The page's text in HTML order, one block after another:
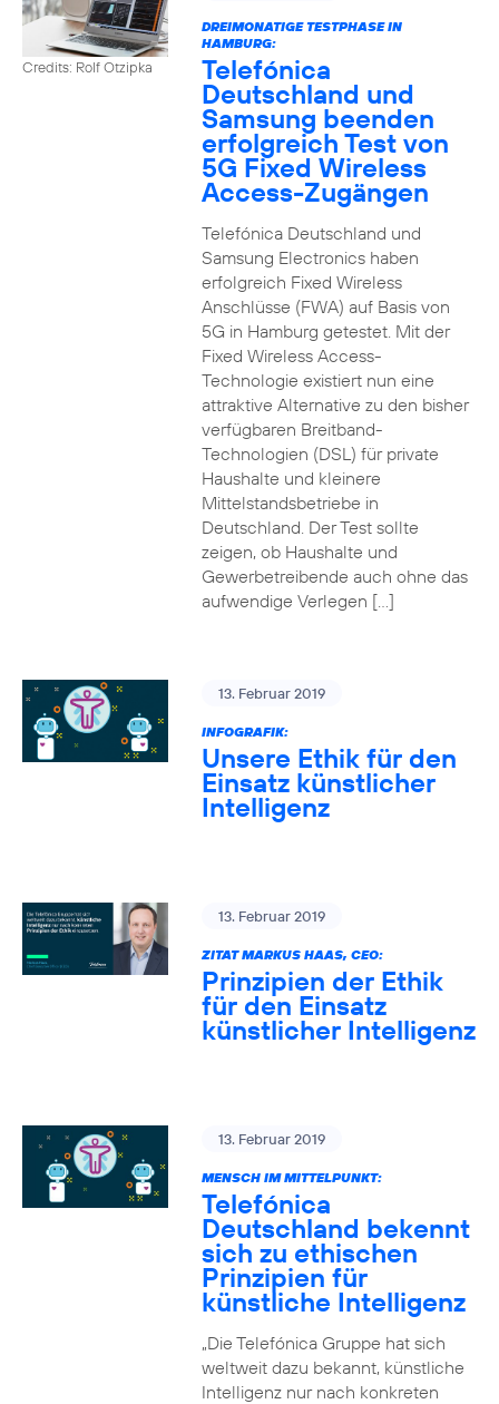
Credits: Rolf Otzipka
DREIMONATIGE TESTPHASE IN
HAMBURG:
Telefónica
Deutschland und
Samsung beenden
erfolgreich Test von
5G Fixed Wireless
Access-Zugängen
Telefónica Deutschland und
Samsung Electronics haben
erfolgreich Fixed Wireless
Anschlüsse (FWA) auf Basis von
5G in Hamburg getestet. Mit der
Fixed Wireless Access-
Technologie existiert nun eine
attraktive Alternative zu den bisher
verfügbaren Breitband-
Technologien (DSL) für private
Haushalte und kleinere
Mittelstandsbetriebe in
Deutschland. Der Test sollte
zeigen, ob Haushalte und
Gewerbetreibende auch ohne das
aufwendige Verlegen […]
13. Februar 2019
INFOGRAFIK:
Unsere Ethik für den
Einsatz künstlicher
Intelligenz
13. Februar 2019
ZITAT MARKUS HAAS, CEO:
Prinzipien der Ethik
für den Einsatz
künstlicher Intelligenz
13. Februar 2019
MENSCH IM MITTELPUNKT:
Telefónica
Deutschland bekennt
sich zu ethischen
Prinzipien für
künstliche Intelligenz
„Die Telefónica Gruppe hat sich
weltweit dazu bekannt, künstliche
Intelligenz nur nach konkreten